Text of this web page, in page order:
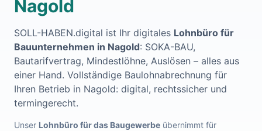
Nagold
SOLL-HABEN.digital ist Ihr digitales Lohnbüro für
Bauunternehmen in Nagold: SOKA-BAU,
Bautarifvertrag, Mindestlöhne, Auslösen – alles aus
einer Hand. Vollständige Baulohnabrechnung für
Ihren Betrieb in Nagold: digital, rechtssicher und
termingerecht.
Unser Lohnbüro für das Baugewerbe übernimmt für
Blog
Lohnabrechnung Waiblingen
Lohnabrechnung Schorndorf
Lohnabrechnung Stuttgart
Lohnabrechnung Heilbronn
Lohnabrechnung Karlsruhe
Lohnabrechnung Freiburg
Lohnabrechnung Mannheim